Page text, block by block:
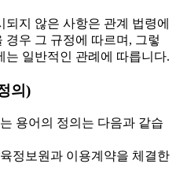
되지 않은 사항은 관계 법령에
경우 그 규정에 따르며, 그렇
는 일반적인 관례에 따릅니다.
의)
용어의 정의는 다음과 같습
정보원과 이용계약을 체결한